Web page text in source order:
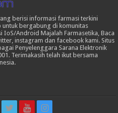
berisi informasi farmasi terkini
untuk bergabung di komunitas
Android Majalah Farmasetika, Baca
instagram dan facebook kami. Situs
Penyelenggara Sarana Elektronik
Terimakasih telah ikut bersama